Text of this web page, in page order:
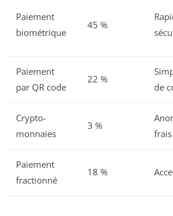
Paiement
biométrique
45 %
Paiement
par QR code
22 %
de
Crypto-
monnaies
3 %
Paiement
fractionné
18 %